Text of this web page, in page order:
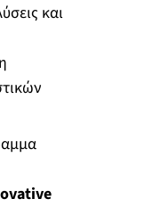
και